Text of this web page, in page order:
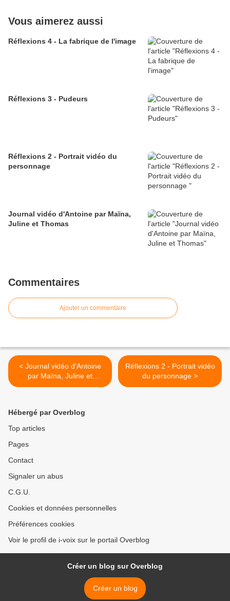
Vous aimerez aussi
Réflexions 4 - La fabrique de l'image
Réflexions 3 - Pudeurs
Réflexions 2 - Portrait vidéo du
personnage
Journal vidéo d'Antoine par Maïna,
Juline et Thomas
Commentaires
Ajouter un commentaire
< Journal vidéo d'Antoine
par Maïna, Juline et
Thomas
Réflexions 2 - Portrait vidéo
du personnage >
Hébergé par Overblog
Top articles
Pages
Contact
Signaler un abus
C.G.U.
Cookies et données personnelles
Préférences cookies
Voir le profil de i-voix sur le portail Overblog
Créer un blog sur Overblog
Créer un blog